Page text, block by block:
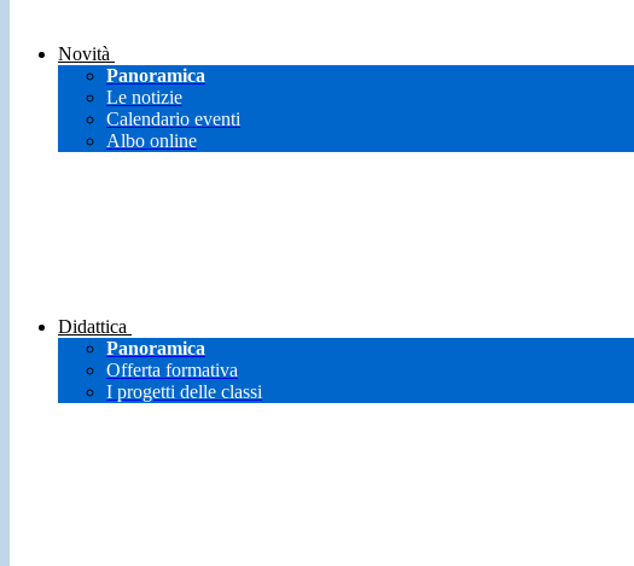
Novità
Panoramica
Le notizie
Calendario eventi
Albo online
Didattica
Panoramica
Offerta formativa
I progetti delle classi